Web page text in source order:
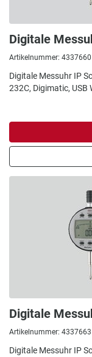
Digitale
Artikelnummer: 4337660
Digitale Messuhr IP
232C, Digimatic, USB
Digitale
Artikelnummer: 4337663
Digitale Messuhr IP